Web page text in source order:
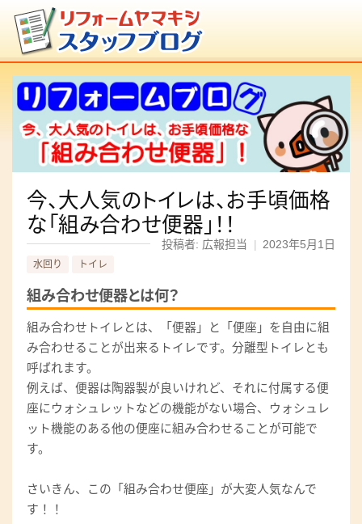
今、大人気のトイレは、お手頃価格
な「組み合わせ便器」！！
投稿者: 広報担当 | 2023年5月1日
水回り トイレ
組み合わせ便器とは何？
組み合わせトイレとは、「便器」と「便座」を自由に組
み合わせることが出来るトイレです。分離型トイレとも
呼ばれます。
例えば、便器は陶器製が良いけれど、それに付属する便
座にウォシュレットなどの機能がない場合、ウォシュレ
ット機能のある他の便座に組み合わせることが可能で
す。
さいきん、この「組み合わせ便座」が大変人気なんで
す！！